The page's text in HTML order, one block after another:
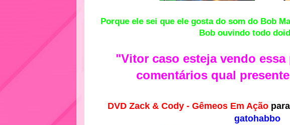
Porque ele sei que ele gosta do som do Bob
Bob ouvindo todo
"Vitor caso esteja vendo
comentários qual presente
DVD Zack & Cody - Gêmeos Em Ação para
gatohabbo